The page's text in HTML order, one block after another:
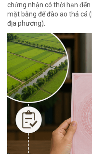
chứng nhận có thời hạn
mặt bằng để đào ao thả cá
địa phương).